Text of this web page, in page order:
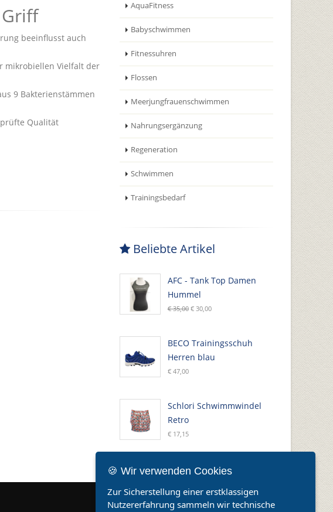
beeinflusst auch
mikrobiellen Vielfalt der
9 Bakterienstämmen
Qualität
AquaFitness
Babyschwimmen
Fitnessuhren
Flossen
Meerjungfrauenschwimmen
Nahrungsergänzung
Regeneration
Schwimmen
Trainingsbedarf
Beliebte Artikel
AFC - Tank Top Damen
Hummel
€ 35,00 € 30,00
BECO Trainingsschuh
Herren blau
€ 47,00
Schlori Schwimmwindel
Retro
€ 17,15
🍪 Wir verwenden Cookies
Zur Sicherstellung einer erstklassigen
Nutzererfahrung sammeln wir technische